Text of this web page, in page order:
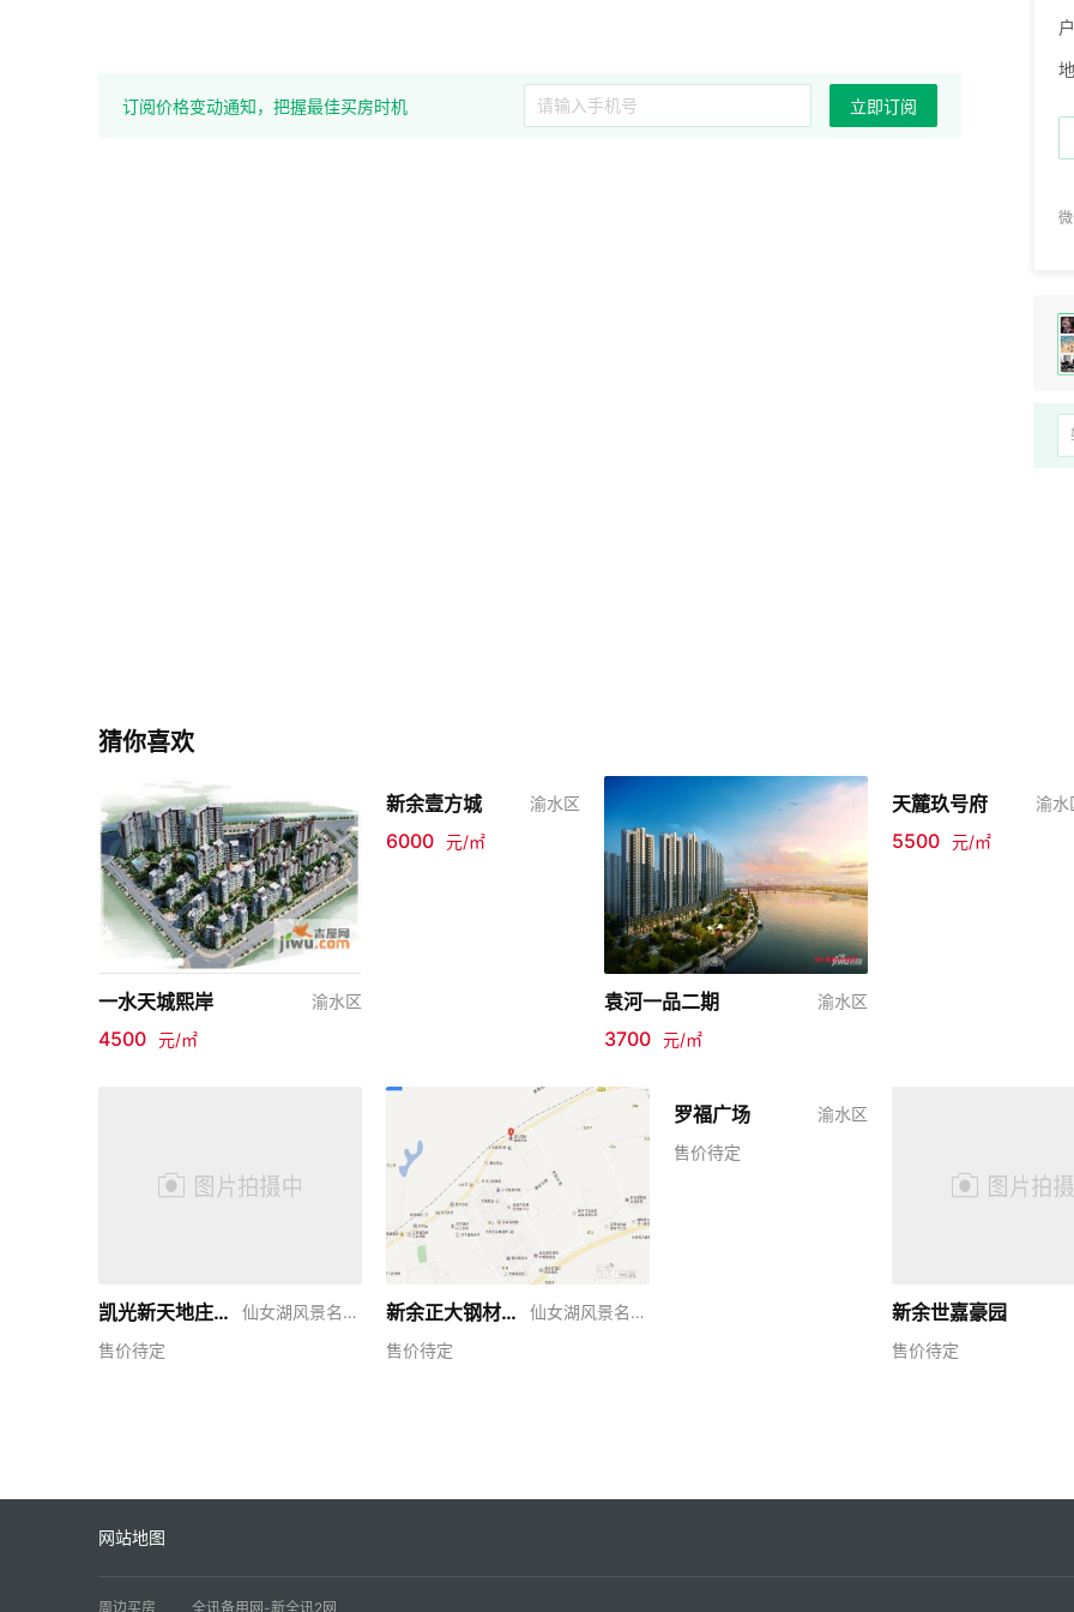
订阅价格变动通知，把握最佳买房时机 立即订阅
猜你喜欢
一水天城熙岸 渝水区
4500 元/㎡
新余壹方城 渝水区
6000 元/㎡
袁河一品二期 渝水区
3700 元/㎡
天麓玖号府 渝水
5500 元/㎡
凯光新天地庄园四期
仙女湖风景名胜区
售价待定
新余正大钢材市场
仙女湖风景名胜区
售价待定
罗福广场
渝水区
售价待定
新余世嘉豪园
售价待定
网站地图
周边买房 全讯备用网-新全讯2网